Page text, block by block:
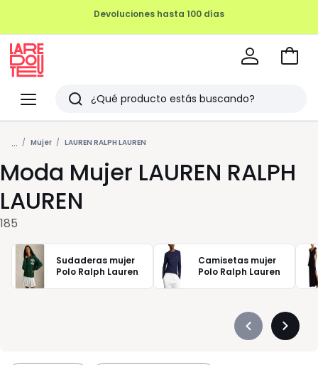
Menu
Redoute
Buscar
Últimos
artículos
vistos
Ir
... Mujer LAUREN RALPH LAUREN
Moda Mujer LAUREN RALPH
LAUREN
185
Sudaderas mujer
Polo Ralph Lauren
Camisetas mujer
Polo Ralph Lauren
Précédent